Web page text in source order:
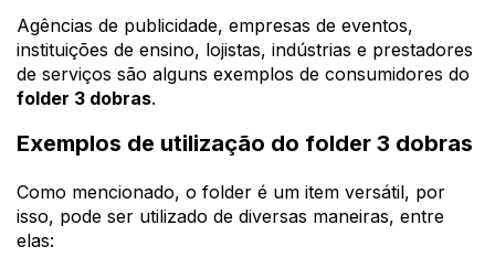
Agências de publicidade, empresas de eventos,
instituições de ensino, lojistas, indústrias e prestadores
de serviços são alguns exemplos de consumidores do
folder 3 dobras.
Exemplos de utilização do folder 3 dobras
Como mencionado, o folder é um item versátil, por
isso, pode ser utilizado de diversas maneiras, entre
elas: